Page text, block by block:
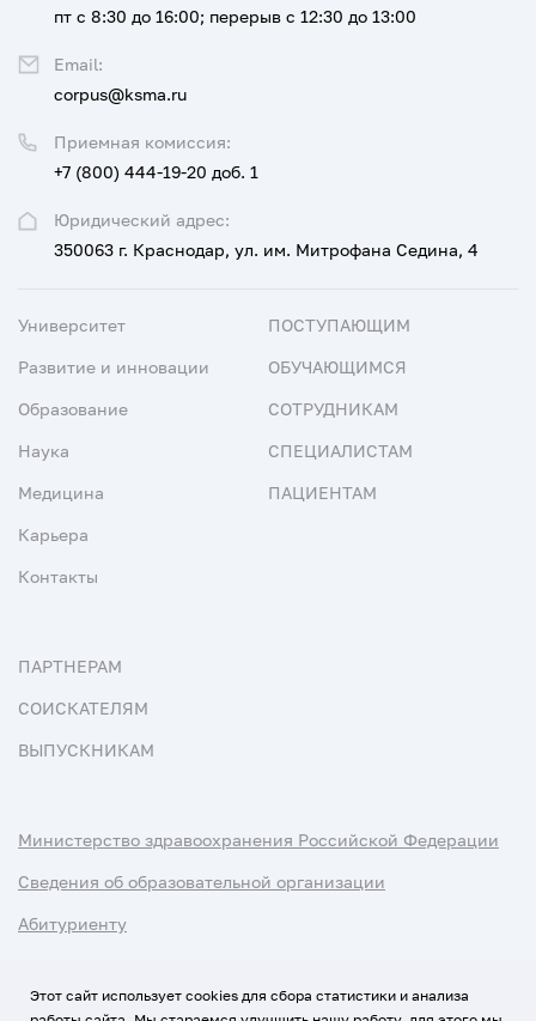
Юридический адрес:
350063 г. Краснодар, ул. им. Митрофана Седина, 4
Приемная комиссия:
+7 (800) 444-19-20 доб. 1
пт с 8:30 до 16:00; перерыв с 12:30 до 13:00
Email:
corpus@ksma.ru
Университет
Развитие и инновации
Образование
Наука
Медицина
Карьера
Контакты
ПОСТУПАЮЩИМ
ОБУЧАЮЩИМСЯ
СОТРУДНИКАМ
СПЕЦИАЛИСТАМ
ПАЦИЕНТАМ
ПАРТНЕРАМ
СОИСКАТЕЛЯМ
ВЫПУСКНИКАМ
Министерство здравоохранения Российской Федерации
Сведения об образовательной организации
Абитуриенту
Этот сайт использует cookies для сбора статистики и анализа